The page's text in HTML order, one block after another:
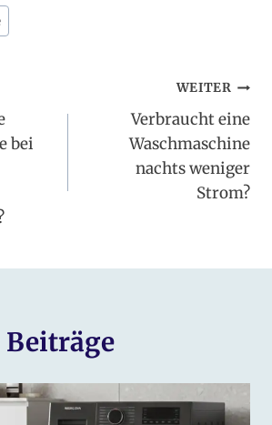
bei
WEITER
Verbraucht eine
Waschmaschine
nachts weniger
Strom?